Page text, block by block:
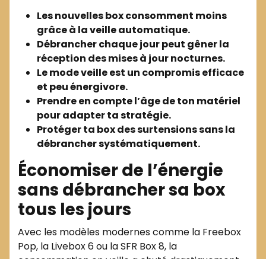
Les nouvelles box consomment moins
grâce à la veille automatique.
Débrancher chaque jour peut gêner la
réception des mises à jour nocturnes.
Le mode veille est un compromis efficace
et peu énergivore.
Prendre en compte l’âge de ton matériel
pour adapter ta stratégie.
Protéger ta box des surtensions sans la
débrancher systématiquement.
Économiser de l’énergie
sans débrancher sa box
tous les jours
Avec les modèles modernes comme la Freebox
Pop, la Livebox 6 ou la SFR Box 8, la